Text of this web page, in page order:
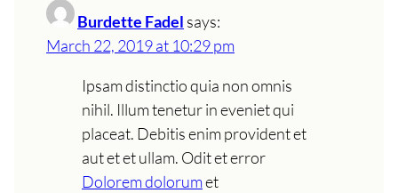
Burdette Fadel says:
March 22, 2019 at 10:29 pm
Ipsam distinctio quia non omnis
nihil. Illum tenetur in eveniet qui
placeat. Debitis enim provident et
aut et et ullam. Odit et error
Dolorem dolorumet